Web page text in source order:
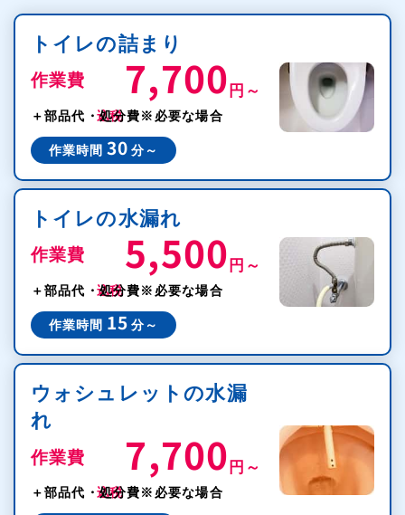
トイレの詰まり
作業費 7,700 円～
＋部品代・処分費※必要な場合
作業時間 30 分～
トイレの水漏れ
作業費 5,500 円～
＋部品代・処分費※必要な場合
作業時間 15 分～
ウォシュレットの水漏
れ
作業費 7,700 円～
＋部品代・処分費※必要な場合